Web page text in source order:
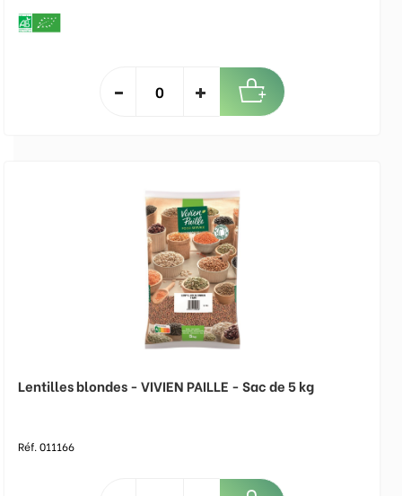
Lentilles blondes - VIVIEN PAILLE - Sac de 5 kg
Réf. 011166